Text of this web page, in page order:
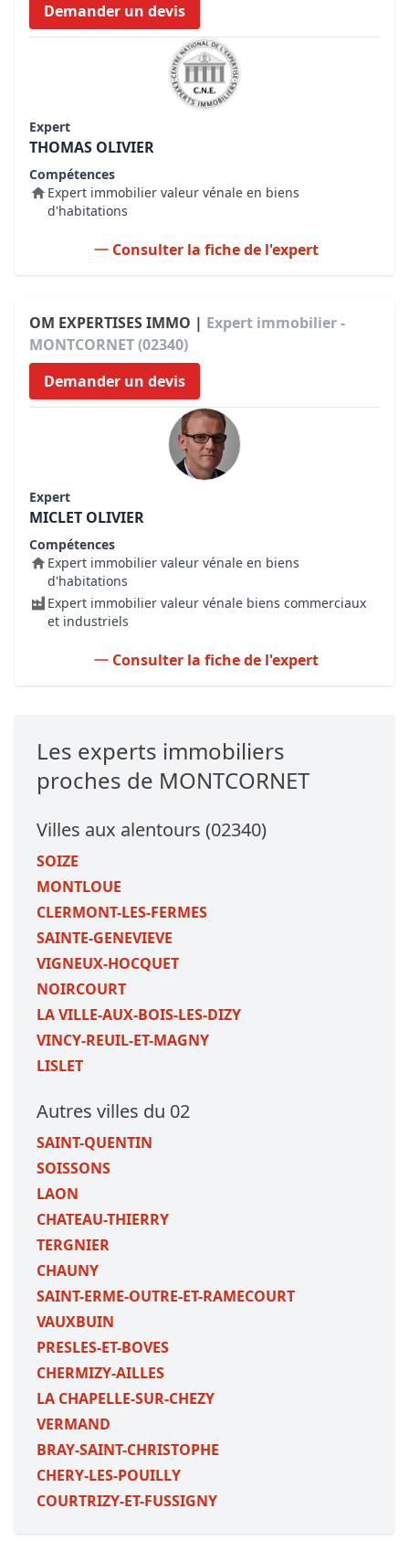
Demander un devis
Expert
THOMAS OLIVIER
Compétences
Expert immobilier valeur vénale en biens
d'habitations
Consulter la fiche de l'expert
OM EXPERTISES IMMO | Expert immobilier -
MONTCORNET (02340)
Demander un devis
Expert
MICLET OLIVIER
Compétences
Expert immobilier valeur vénale en biens
d'habitations
Expert immobilier valeur vénale biens commerciaux
et industriels
Consulter la fiche de l'expert
Les experts immobiliers
proches de MONTCORNET
Villes aux alentours (02340)
SOIZE
MONTLOUE
CLERMONT-LES-FERMES
SAINTE-GENEVIEVE
VIGNEUX-HOCQUET
NOIRCOURT
LA VILLE-AUX-BOIS-LES-DIZY
VINCY-REUIL-ET-MAGNY
LISLET
Autres villes du 02
SAINT-QUENTIN
SOISSONS
LAON
CHATEAU-THIERRY
TERGNIER
CHAUNY
SAINT-ERME-OUTRE-ET-RAMECOURT
VAUXBUIN
PRESLES-ET-BOVES
CHERMIZY-AILLES
LA CHAPELLE-SUR-CHEZY
VERMAND
BRAY-SAINT-CHRISTOPHE
CHERY-LES-POUILLY
COURTRIZY-ET-FUSSIGNY